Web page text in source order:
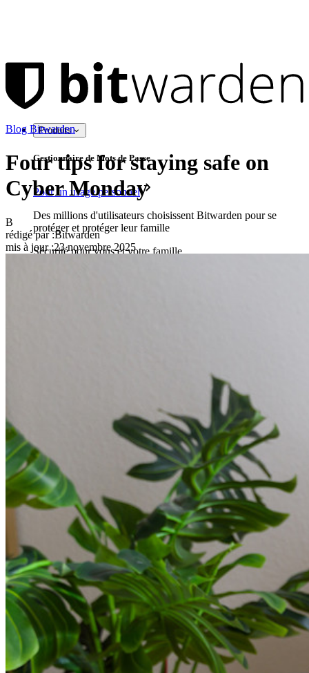
Produits
Gestionnaire de Mots de Passe
Pour un usage personnel
Des millions d'utilisateurs choisissent Bitwarden pour se
protéger et protéger leur famille
Sécurité pour vous et votre famille
Découvrir Secrets Manager
Gestion des secrets chiffrée de bout en bout pour le
développement, DevOps et les équipes IT.
Passwordless.dev et Passkeys
Déverrouillez les fonctions de la clé de sécurité et bien plus
encore en quelques lignes de code.
Documentation du Développeur
Explorer davantage
Intégrations
Partenaires
NouveauAccess Intelligence
Blog Bitwarden
Four tips for staying safe on
Cyber Monday
B
rédigé par :Bitwarden
mis à jour:23 novembre 2025